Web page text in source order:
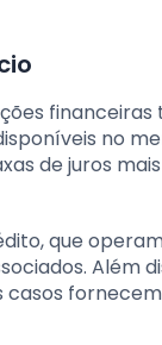
financeiras
no
de juros
que
Além